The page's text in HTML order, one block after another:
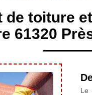
de toiture
61320
Le